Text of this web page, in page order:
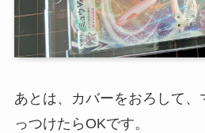
あとは、カバーをおろして、
っつけたらOKです。